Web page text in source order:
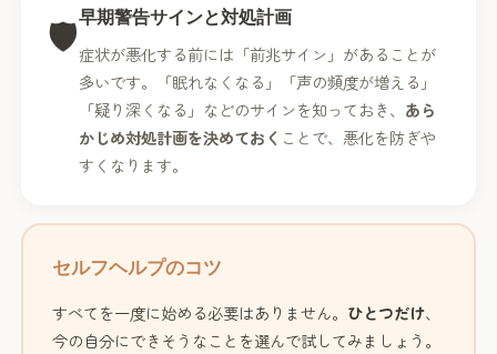
🛡️早期警告サインと対処計画
症状が悪化する前には「前兆サイン」があることが
多いです。「眠れなくなる」「声の頻度が増える」
「疑り深くなる」などのサインを知っておき、 あら
かじめ対処計画を決めておく ことで、悪化を防ぎや
すくなります。
セルフヘルプのコツ
すべてを一度に始める必要はありません。 ひとつだけ、
今の自分にできそうなことを選んで試してみましょう。